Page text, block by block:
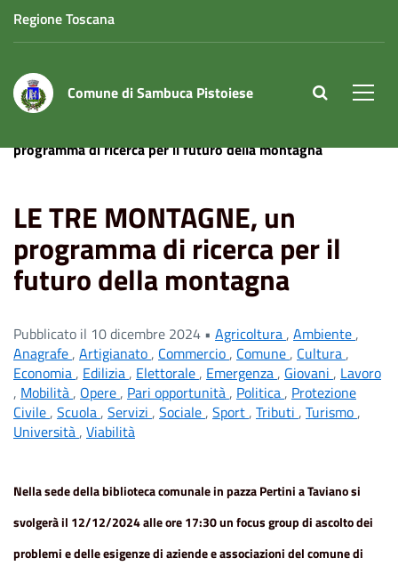
Regione Toscana
Comune di Sambuca Pistoiese site.searc
programma di ricerca per il futuro della montagna
LE TRE MONTAGNE, un
programma di ricerca per il
futuro della montagna
Pubblicato il 10 dicembre 2024 • Agricoltura, Ambiente,
Anagrafe, Artigianato, Commercio, Comune, Cultura,
Economia, Edilizia, Elettorale, Emergenza, Giovani , Lavoro
, Mobilità, Opere, Pari opportunità, Politica, Protezione
Civile, Scuola, Servizi , Sociale, Sport, Tributi , Turismo,
Università, Viabilità
Nella sede della biblioteca comunale in pazza Pertini a Taviano si
svolgerà il 12/12/2024 alle ore 17:30 un focus group di ascolto dei
problemi e delle esigenze di aziende e associazioni del comune di